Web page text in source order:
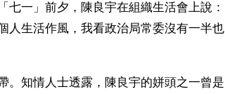
一」前夕，陳良宇在組織生活會上說：
人生活作風，我看政治局常委沒有一半也
。知情人士透露，陳良宇的姘頭之一曾是